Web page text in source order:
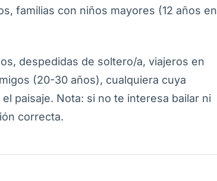
familias con niños mayores (12 años en
despedidas de soltero/a, viajeros en
(20-30 años), cualquiera cuya
paisaje. Nota: si no te interesa bailar ni
correcta.